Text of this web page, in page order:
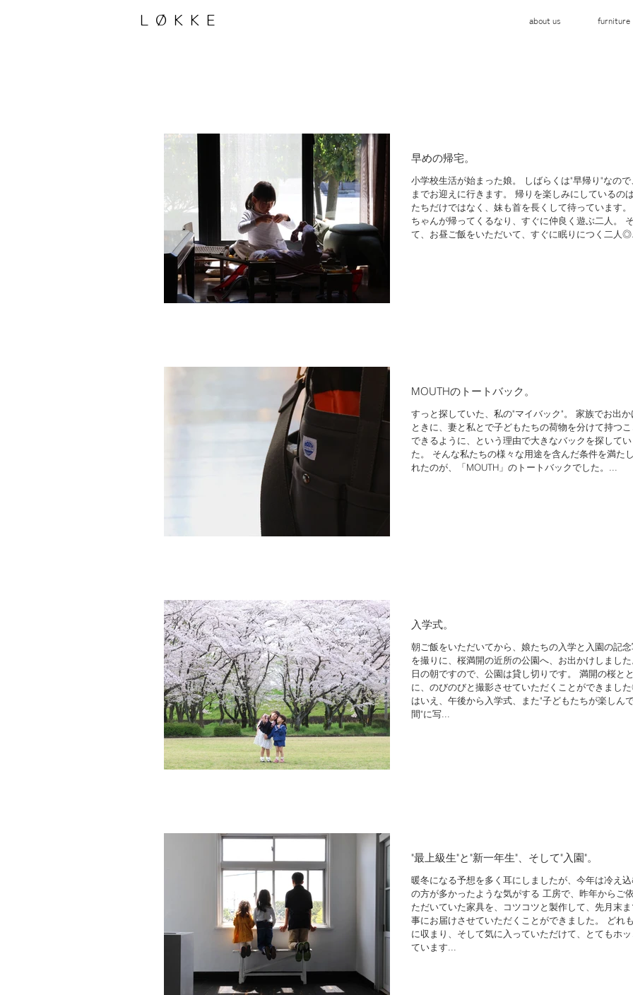
LØKKE about us furniture
早めの帰宅。
小学校生活が始まった娘。 しばらくは"早帰り"なので
までお迎えに行きます。 帰りを楽しみにしているの
たちだけではなく、妹も首を長くして待っています
ちゃんが帰ってくるなり、すぐに仲良く遊ぶ二人。
て、お昼ご飯をいただいて、すぐに眠りにつく二人
MOUTHのトートバック。
すっと探していた、私の"マイバック"。 家族でお出か
ときに、妻と私とで子どもたちの荷物を分けて持つ
できるように、という理由で大きなバックを探してい
た。 そんな私たちの様々な用途を含んだ条件を満た
れたのが、「MOUTH」のトートバックでした。...
入学式。
朝ご飯をいただいてから、娘たちの入学と入園の記
を撮りに、桜満開の近所の公園へ、お出かけしまし
日の朝ですので、公園は貸し切りです。 満開の桜と
に、のびのびと撮影させていただくことができまし
はいえ、午後から入学式、また"子どもたちが楽しん
間"に写...
"最上級生"と"新一年生"、そして"入園"。
暖冬になる予想を多く耳にしましたが、今年は冷え込
の方が多かったような気がする 工房で、昨年からご
ただいていた家具を、コツコツと製作して、先月末
事にお届けさせていただくことができました。 どれ
に収まり、そして気に入っていただけて、とてもホッ
ています...